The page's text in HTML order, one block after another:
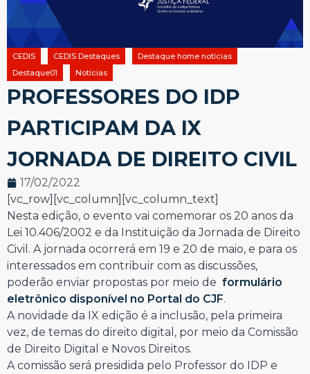
CEDIS CEDIS Destaques
Destaque home notícias
Destaque01
Notícias
PROFESSORES DO IDP
PARTICIPAM DA IX
JORNADA DE DIREITO CIVIL
17/02/2022
[vc_row][vc_column][vc_column_text]
Nesta edição, o evento vai comemorar os 20 anos da
Lei 10.406/2002 e da Instituição da Jornada de Direito
Civil. A jornada ocorrerá em 19 e 20 de maio, e para os
interessados em contribuir com as discussões,
poderão enviar propostas por meio de formulário
eletrônico disponível no Portal do CJF.
A novidade da IX edição é a inclusão, pela primeira
vez, de temas do direito digital, por meio da Comissão
de Direito Digital e Novos Direitos.
A comissão será presidida pelo Professor do IDP e